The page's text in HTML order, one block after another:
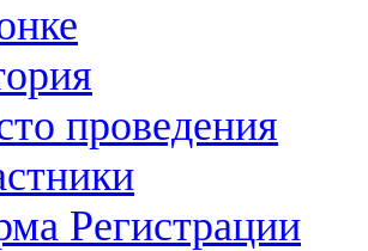
проведения
Регистрации